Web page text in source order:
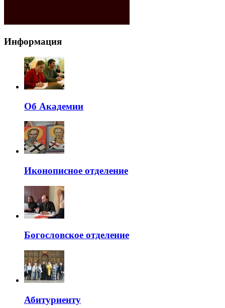
Информация
Об Академии
Иконописное отделение
Богословское отделение
Абитуриенту